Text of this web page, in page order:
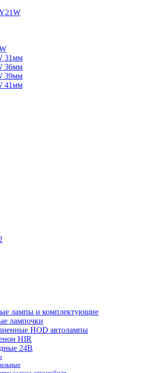
31мм
36мм
39мм
41мм
лампы и комплектующие
лампочки
HOD автолампы
HIR
24B